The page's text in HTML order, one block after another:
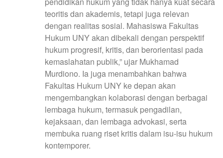
teoritis dan akademis, tetapi juga relevan
dengan realitas sosial. Mahasiswa Fakultas
Hukum UNY akan dibekali dengan perspektif
hukum progresif, kritis, dan berorientasi pada
kemaslahatan publik,” ujar Mukhamad
Murdiono. Ia juga menambahkan bahwa
Fakultas Hukum UNY ke depan akan
mengembangkan kolaborasi dengan berbagai
lembaga hukum, termasuk pengadilan,
kejaksaan, dan lembaga advokasi, serta
membuka ruang riset kritis dalam isu-isu hukum
kontemporer.